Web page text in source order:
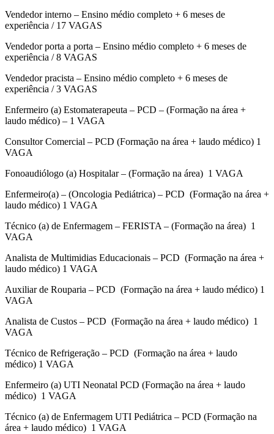
Vendedor interno – Ensino médio completo + 6 meses de
experiência / 17 VAGAS
Vendedor porta a porta – Ensino médio completo + 6 meses de
experiência / 8 VAGAS
Vendedor pracista – Ensino médio completo + 6 meses de
experiência / 3 VAGAS
Enfermeiro (a) Estomaterapeuta – PCD – (Formação na área +
laudo médico) – 1 VAGA
Consultor Comercial – PCD (Formação na área + laudo médico) 1
VAGA
Fonoaudiólogo (a) Hospitalar – (Formação na área) 1 VAGA
Enfermeiro(a) – (Oncologia Pediátrica) – PCD (Formação na área +
laudo médico) 1 VAGA
Técnico (a) de Enfermagem – FERISTA – (Formação na área) 1
VAGA
Analista de Multimidias Educacionais – PCD (Formação na área +
laudo médico) 1 VAGA
Auxiliar de Rouparia – PCD (Formação na área + laudo médico) 1
VAGA
Analista de Custos – PCD (Formação na área + laudo médico) 1
VAGA
Técnico de Refrigeração – PCD (Formação na área + laudo
médico) 1 VAGA
Enfermeiro (a) UTI Neonatal PCD (Formação na área + laudo
médico) 1 VAGA
Técnico (a) de Enfermagem UTI Pediátrica – PCD (Formação na
área + laudo médico) 1 VAGA